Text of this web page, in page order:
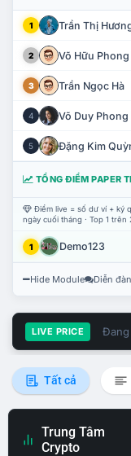
1 Trần Thị
2 Võ Hữu Phong
3 Trần Ngọc Hà
4 Võ Duy Phong
5 Đặng Kim
TỔNG ĐIỂM PAPER
Điểm live = số dư ví + ký
ngày cuối tháng · Top 1 trên
1 Demo123
Hide Module Diễn đàn
LIVE PRICE Đang
Tất cả
Trung Tâm
Crypto